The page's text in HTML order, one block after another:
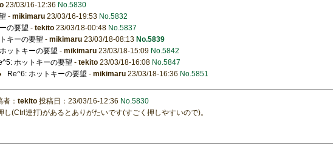
23/03/16-12:36 No.5830
- mikimaru 23/03/16-19:53 No.5832
の要望 - tekito 23/03/18-00:48 No.5837
キーの要望 - mikimaru 23/03/18-08:13 No.5839
ットキーの要望 - mikimaru 23/03/18-15:09 No.5842
ホットキーの要望 - tekito 23/03/18-16:08 No.5847
Re^6: ホットキーの要望 - mikimaru 23/03/18-16:36 No.5851
者：tekito 投稿日：23/03/16-12:36 No.5830
し(Ctrl連打)があるとありがたいです(すごく押しやすいので)。